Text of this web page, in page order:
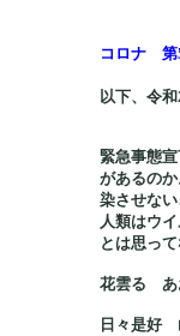
コロナ 第
以下、令
緊急事態
があるの
染させな
人類はウ
とは思っ
花雲る
日々是好